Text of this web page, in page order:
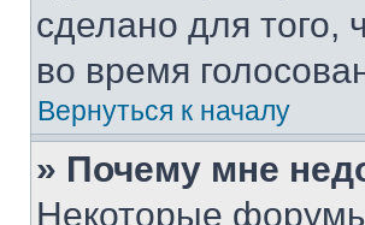
сделано для того,
во время
Вернуться к началу
» Почему мне
Некоторые